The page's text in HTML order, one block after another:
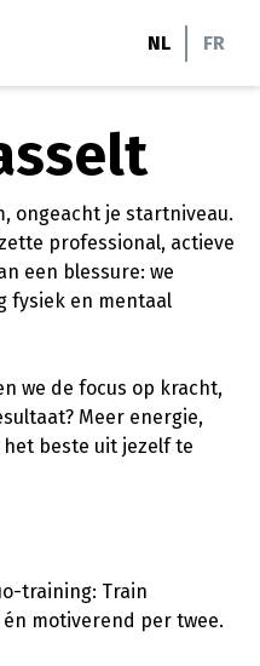
NL FR
ongeacht je startniveau.
professional, actieve
een blessure: we
fysiek en mentaal
we de focus op kracht,
Meer energie,
beste uit jezelf te
training: Train
motiverend per twee.